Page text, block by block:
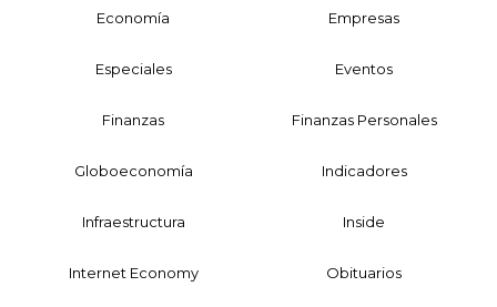
Economía Empresas
Especiales Eventos
Finanzas Finanzas Personales
Globoeconomía Indicadores
Infraestructura Inside
Internet Economy Obituarios